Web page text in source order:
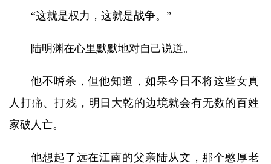
“这就是权力，这就是战争。”
陆明渊在心里默默地对自己说道。
他不嗜杀，但他知道，如果今日不将这些女真
人打痛、打残，明日大乾的边境就会有无数的百姓
家破人亡。
他想起了远在江南的父亲陆从文，那个憨厚老